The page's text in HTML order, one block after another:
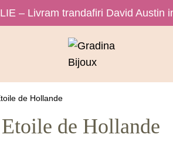
– Livram trandafiri David Austin
de Hollande
Etoile de Hollande